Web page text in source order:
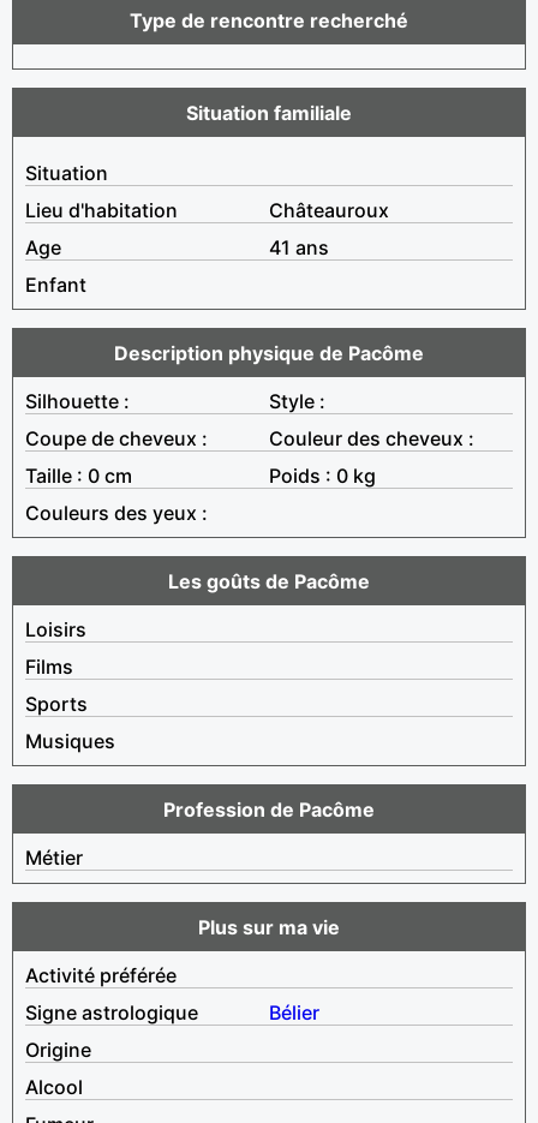
Type de rencontre recherché
Situation familiale
Situation
Lieu d'habitation
Châteauroux
Age
41 ans
Enfant
Description physique de Pacôme
Silhouette :
Style :
Coupe de cheveux :
Couleur des cheveux :
Taille : 0 cm
Poids : 0 kg
Couleurs des yeux :
Les goûts de Pacôme
Loisirs
Films
Sports
Musiques
Profession de Pacôme
Métier
Plus sur ma vie
Activité préférée
Signe astrologique
Bélier
Origine
Alcool